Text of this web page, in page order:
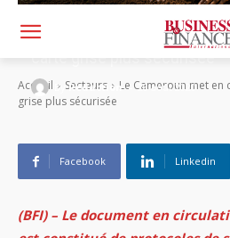
Accueil Secteurs
Le Cameroun met en
grise plus sécurisée
Le Cameroun met en
carte grise plus sécurisée
By Rédaction - 28 août 2020
Facebook Linkedin
(BFI) – Le document en